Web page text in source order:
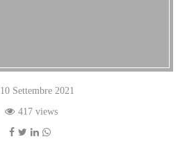
10 Settembre 2021
417 views